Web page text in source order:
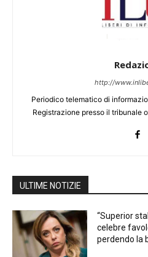
http://
Periodico telematico di
Registrazione presso il tribunale
ULTIME NOTIZIE
“Superior
celebre
perdendo la